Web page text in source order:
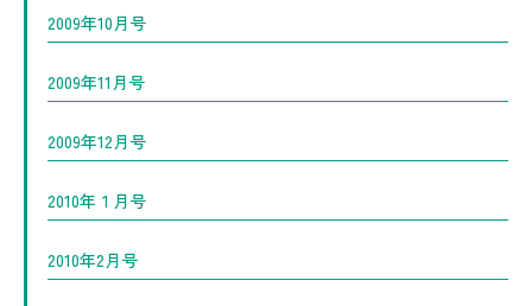
2009年10月号
2009年11月号
2009年12月号
2010年１月号
2010年2月号